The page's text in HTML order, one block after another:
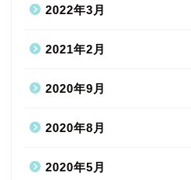
2022年3月
2021年2月
2020年9月
2020年8月
2020年5月